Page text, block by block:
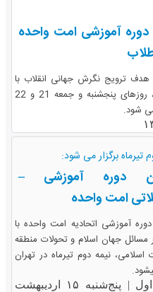
دوره آموزشی امت واحده
ترویج نگرش جهانی انقلاب با
سهمیه ویژه برای طلاب حوزه علمیه قم، روزهای پنجشنبه و جمعه 21 و 22
شود.
تیرماه برگزار می شود:
دوره آموزشی –
امت واحده
آموزشی اتحادیه امت واحده با
مسائل جهان اسلام و تحولات منطقه
نیمه دوم تیرماه در تهران
|
پنج‌شنبه ۱۵ اردیبهشت